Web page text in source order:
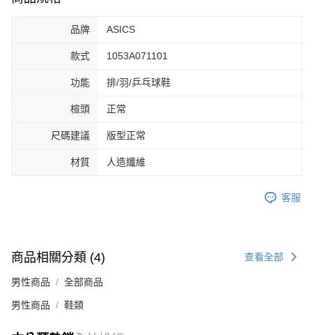
４．使用「AFTEE先享後付」時，將依據個別帳號之用戶狀況，依本公司即
請求用戶進行身份認證。
恩沛科技股份有限公司將有權停止該用戶之使用額度並採取法律行動。
品牌 ASICS
款式 1053A071101
功能 排/羽/乒乓球鞋
楦頭 正常
尺碼建議 版型正常
材質 人造纖維
客服
商品相關分類 (4) 查看全部
男性商品 全部商品
男性商品 鞋類